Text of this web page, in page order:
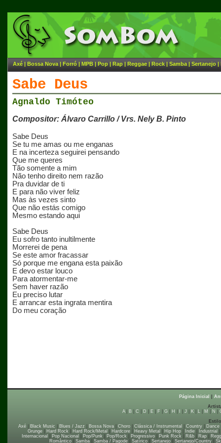
Axé | Bossa Nova | Forró | MPB | Pop | Rap | Reggae | Rock | Samba | Sertanejo |
Sabe Deus
Agnaldo Timóteo
Compositor: Álvaro Carrillo / Vrs. Nely B. Pinto
Sabe Deus
Se tu me amas ou me enganas
E na incerteza seguirei pensando
Que me queres
Tão somente a mim
Não tenho direito nem razão
Pra duvidar de ti
E para não viver feliz
Mas às vezes sinto
Que não estás comigo
Mesmo estando aqui
Sabe Deus
Eu sofro tanto inultilmente
Morrerei de pena
Se este amor fracassar
Só porque me engana esta paixão
E devo estar louco
Para atormentar-me
Sem haver razão
Eu preciso lutar
E arrancar esta ingrata mentira
Do meu coração
Página Inicial
A| B| C D E| F G| H J K| L| M N
Axé
Black Music Blues / Jazz Bossa Nova Choro Clássica / Instrumental Country Dance
Grunge| Hard Rock| Hard Rock/Metal Hardcore| Heavy Metal Hip Hop| Indie| Industrial
Internacional
Pop Nacional Pop/Punk| Pop/Rock| Progressivo| Punk Rock| R&b| Rap|
Romântico| Samba| Samba / Pagode| Satírico| Sertanejo| Sertanejo/Country|